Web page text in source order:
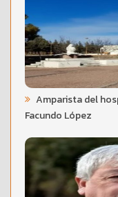
Amparista del
Facundo López